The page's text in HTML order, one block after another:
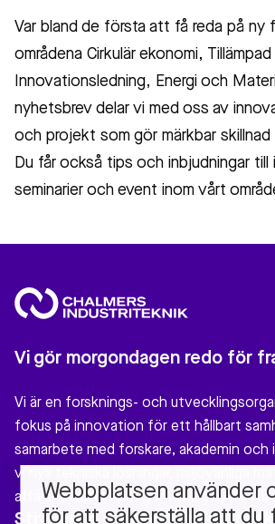
Var bland de första att få reda på ny
områdena Cirkulär ekonomi, Tillämpad
Innovationsledning, Energi och
nyhetsbrev delar vi med oss av
och projekt som gör märkbar
Du får också tips och inbjudningar till
seminarier och event inom vårt
Vi gör morgondagen redo för
Vi är en forsknings- och
fokus på innovation för ett hållbart
samarbete med forskare, akademin och
vi nya tekniska lösningar, miljövänliga
affärsmodeller som gör verklig nytta för
Webbplatsen använder
för att säkerställa att du